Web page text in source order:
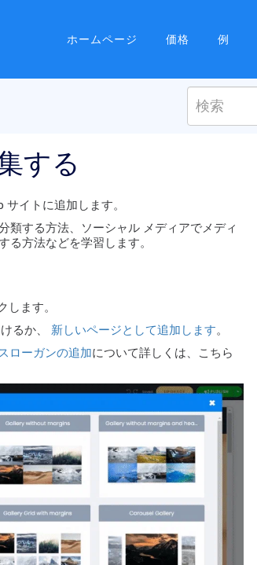
ホームページ 価格 例
する
イトに追加します。
類する方法、ソーシャル メディアでメディ
る方法などを学習します。
ます。
るか、 新しいページとして追加します。
ローガンの追加について詳しくは、こちら